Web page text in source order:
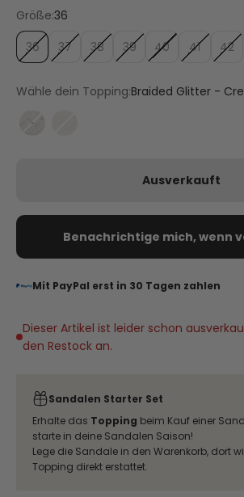
Größe:36
36 37 38 39 40 41 42
Wähle dein Topping:Braided Glitter -
Ausverkauft
Benachrichtige mich, wenn
Mit PayPal erst in 30 Tagen zahlen
Dieser Artikel ist leider schon
den Restock an.
Sandalen Starter Set
Erhalte das Topping beim Kauf einer
starte in deine Sandalen Saison!
Lege die Sandale in den Warenkorb, dort
Topping direkt erstattet.